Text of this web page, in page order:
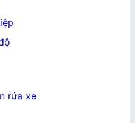
rửa xe